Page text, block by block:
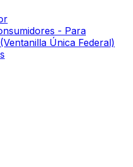
- Para
Única Federal)